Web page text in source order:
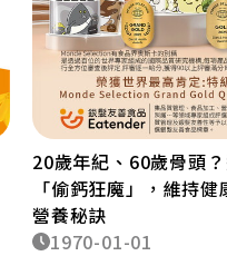
20歲年紀、60歲骨頭
「偷鈣狂魔」，維持
營養秘訣
1970-01-01